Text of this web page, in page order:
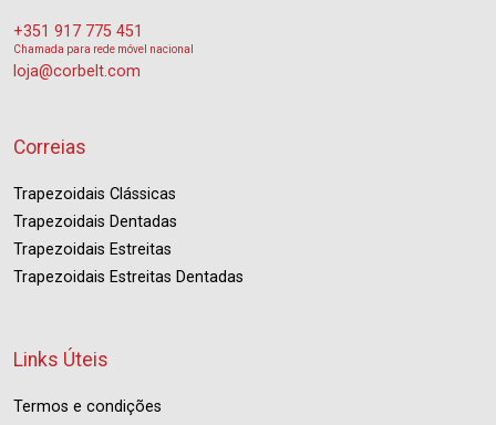
+351 917 775 451
Chamada para rede móvel nacional
loja@corbelt.com
Correias
Trapezoidais Clássicas
Trapezoidais Dentadas
Trapezoidais Estreitas
Trapezoidais Estreitas Dentadas
Links Úteis
Termos e condições